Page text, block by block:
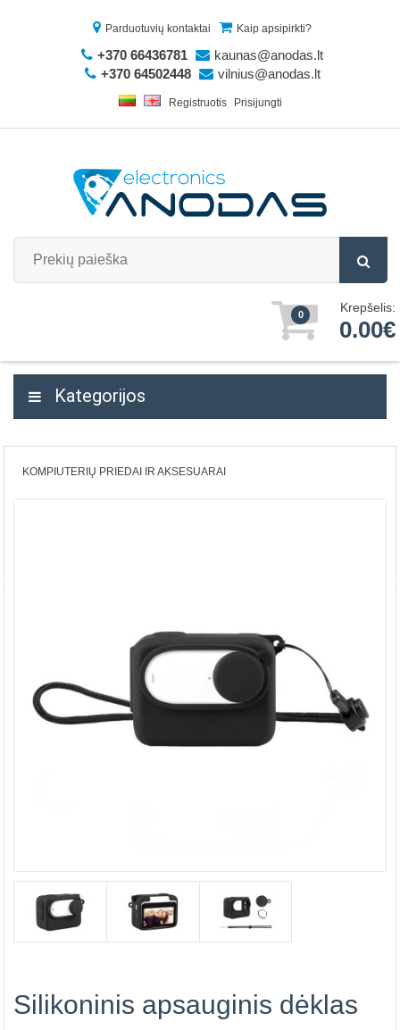
Parduotuvių kontaktai Kaip apsipirkti?
+370 66436781
kaunas@anodas.lt
+370 64502448
vilnius@anodas.lt
Registruotis Prisijungti
0 Krepšelis:
0.00€
Kategorijos
KOMPIUTERIŲ PRIEDAI IR AKSESUARAI
Silikoninis apsauginis dėklas